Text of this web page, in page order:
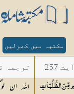
مکتبہ میں کھولیں
257
مِّنَ الظُّلُمَاتِ
ترجمہ
مولانا
اللہ ان